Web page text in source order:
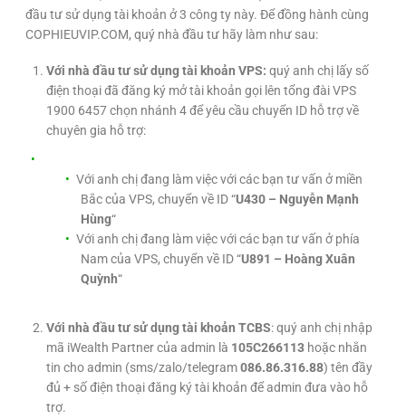
đầu tư sử dụng tài khoản ở 3 công ty này. Để đồng hành cùng
COPHIEUVIP.COM, quý nhà đầu tư hãy làm như sau:
Với nhà đầu tư sử dụng tài khoản VPS: quý anh chị lấy số
điện thoại đã đăng ký mở tài khoản gọi lên tổng đài VPS
1900 6457 chọn nhánh 4 để yêu cầu chuyển ID hỗ trợ về
chuyên gia hỗ trợ:
Với anh chị đang làm việc với các bạn tư vấn ở miền
Bắc của VPS, chuyển về ID “U430 – Nguyễn Mạnh
Hùng“
Với anh chị đang làm việc với các bạn tư vấn ở phía
Nam của VPS, chuyển về ID “U891 – Hoàng Xuân
Quỳnh“
Với nhà đầu tư sử dụng tài khoản TCBS: quý anh chị nhập
mã iWealth Partner của admin là 105C266113 hoặc nhắn
tin cho admin (sms/zalo/telegram086.86.316.88) tên đầy
đủ + số điện thoại đăng ký tài khoản để admin đưa vào hỗ
trợ.